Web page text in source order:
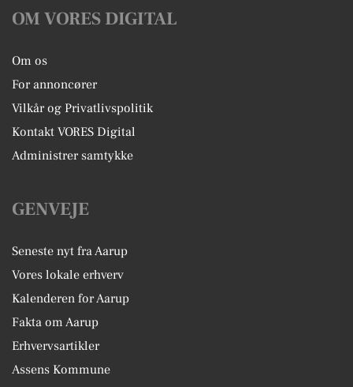
OM VORES DIGITAL
Om os
For annoncører
Vilkår og Privatlivspolitik
Kontakt VORES Digital
Administrer samtykke
GENVEJE
Seneste nyt fra Aarup
Vores lokale erhverv
Kalenderen for Aarup
Fakta om Aarup
Erhvervsartikler
Assens Kommune